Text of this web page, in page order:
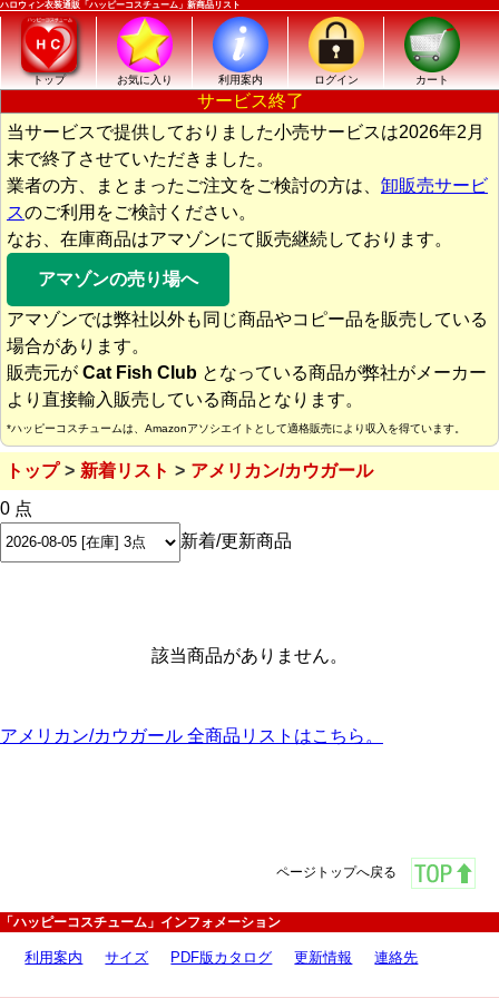
ハロウィン衣装通販「ハッピーコスチューム」新商品リスト
トップ お気に入り 利用案内 ログイン カート
サービス終了
当サービスで提供しておりました小売サービスは2026年2月
末で終了させていただきました。
業者の方、まとまったご注文をご検討の方は、 卸販売サービ
スのご利用をご検討ください。
なお、在庫商品はアマゾンにて販売継続しております。
アマゾンの売り場へ
アマゾンでは弊社以外も同じ商品やコピー品を販売している
場合があります。
販売元が Cat Fish Club となっている商品が弊社がメーカー
より直接輸入販売している商品となります。
*ハッピーコスチュームは、Amazonアソシエイトとして適格販売により収入を得ています。
トップ 新着リスト
アメリカン/カウガール
0 点
新着/更新商品
該当商品がありません。
アメリカン/カウガール 全商品リストはこちら。
ページトップへ戻る
「ハッピーコスチューム」インフォメーション
利用案内 サイズ PDF版カタログ 更新情報 連絡先